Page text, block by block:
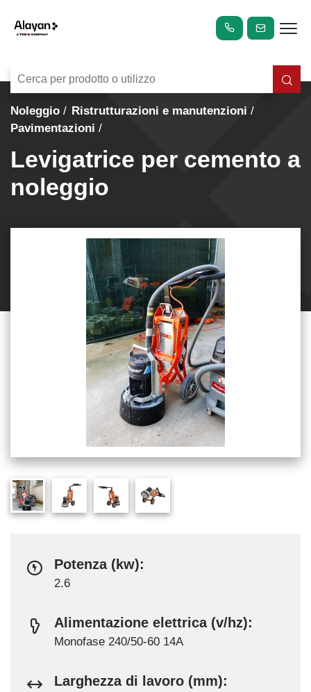
Noleggio
Ristrutturazioni e manutenzioni
Pavimentazioni
Levigatrice per cemento a
noleggio
Potenza (kw):
2.6
Alimentazione elettrica (v/hz):
Monofase 240/50-60 14A
Larghezza di lavoro (mm):